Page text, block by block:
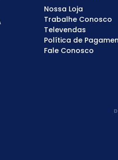
Nossa Loja
Trabalhe Conosco
Televendas
Política de
Fale Conosco